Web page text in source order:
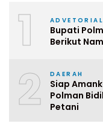
1 ADVETORIAL
Bupati
Berikut
2 DAERAH
Siap
Polman
Petani